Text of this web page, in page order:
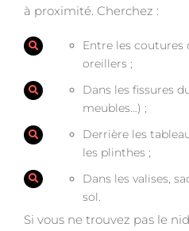
à proximité. Cherchez :
Entre les coutures
oreillers ;
Dans les fissures
meubles…) ;
Derrière les
les plinthes ;
Dans les valises,
sol.
Si vous ne trouvez pas le